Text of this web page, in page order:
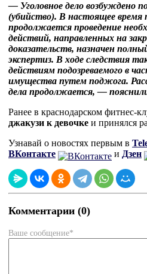
— Уголовное дело возбуждено
(убийство). В настоящее время
продолжается проведение
действий, направленных на
доказательств, назначен
экспертиз. В ходе следствия
действиям подозреваемого в
имущества путем поджога.
дела продолжается, —
Ранее в краснодарском фитнес-
джакузи к девочке и принялся
Узнавай о новостях первым в
ВКонтакте
и Дзен
Комментарии (0)
Ваше сообщение*